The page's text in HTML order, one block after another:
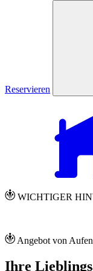
Reservieren
WICHTIGER
Angebot von
Ihre